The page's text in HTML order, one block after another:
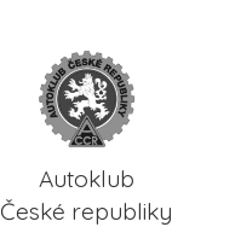
Autoklub
České republiky